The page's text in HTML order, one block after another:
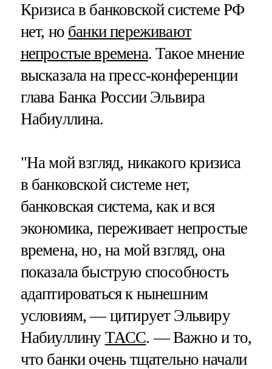
Кризиса в банковской системе РФ
нет, но банки переживают
непростые времена. Такое мнение
высказала на пресс-конференции
глава Банка России Эльвира
Набиуллина.
"На мой взгляд, никакого кризиса
в банковской системе нет,
банковская система, как и вся
экономика, переживает непростые
времена, но, на мой взгляд, она
показала быструю способность
адаптироваться к нынешним
условиям, — цитирует Эльвиру
Набиуллину ТАСС. — Важно и то,
что банки очень тщательно начали